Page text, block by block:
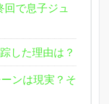
回で息子ジュ
した理由は？
ンは現実？そ